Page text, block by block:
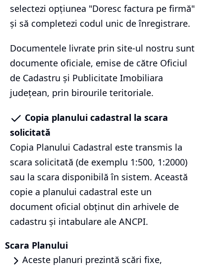
selectezi opțiunea "Doresc factura pe firmă"
și să completezi codul unic de înregistrare.
Documentele livrate prin site-ul nostru sunt
documente oficiale, emise de către Oficiul
de Cadastru și Publicitate Imobiliara
județean, prin birourile teritoriale.
Copia planului cadastral la scara
solicitată
Copia Planului Cadastral este transmis la
scara solicitată (de exemplu 1:500, 1:2000)
sau la scara disponibilă în sistem. Această
copie a planului cadastral este un
document oficial obținut din arhivele de
cadastru și intabulare ale ANCPI.
Scara Planului
Aceste planuri prezintă scări fixe,